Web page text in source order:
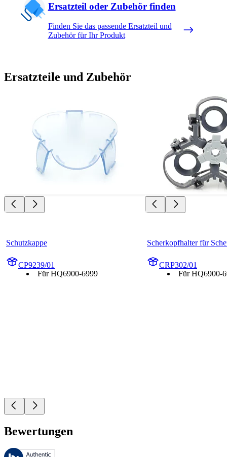
Ersatzteil oder Zubehör finden
Finden Sie das passende Ersatzteil und
Zubehör für Ihr Produkt
Ersatzteile und Zubehör
Schutzkappe
CP9239/01
Für HQ6900-6999
Scherkopfhalter für
CRP302/01
Für HQ6900-
Bewertungen
Diese Bewertungen werden von Bazaarvoice verwaltet und